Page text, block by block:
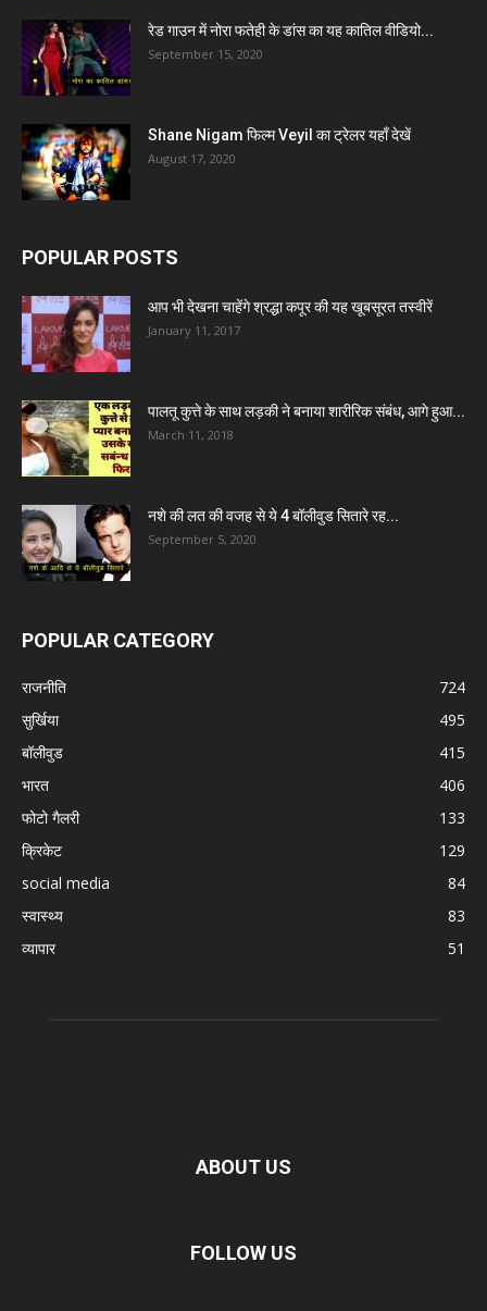
रेड गाउन में नोरा फतेही के डांस का यह कातिल वीडियो...
September 15, 2020
Shane Nigam फिल्म Veyil का ट्रेलर यहाँ देखें
August 17, 2020
POPULAR POSTS
आप भी देखना चाहेंगे श्रद्धा कपूर की यह खूबसूरत तस्वीरें
January 11, 2017
पालतू कुत्ते के साथ लड़की ने बनाया शारीरिक संबंध, आगे हुआ...
March 11, 2018
नशे की लत की वजह से ये 4 बॉलीवुड सितारे रह...
September 5, 2020
POPULAR CATEGORY
राजनीति
724
सुर्खिया
495
बॉलीवुड
415
भारत
406
फोटो गैलरी
133
क्रिकेट
129
social media
84
स्वास्थ्य
83
व्यापार
51
ABOUT US
FOLLOW US